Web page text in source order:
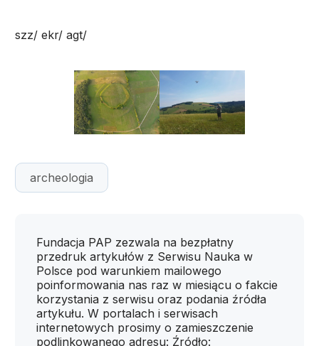
szz/ ekr/ agt/
archeologia
Fundacja PAP zezwala na bezpłatny
przedruk artykułów z Serwisu Nauka w
Polsce pod warunkiem mailowego
poinformowania nas raz w miesiącu o fakcie
korzystania z serwisu oraz podania źródła
artykułu. W portalach i serwisach
internetowych prosimy o zamieszczenie
podlinkowanego adresu: Źródło: